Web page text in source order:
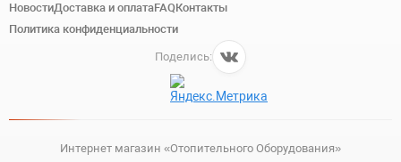
НовостиДоставка и оплатаFAQКонтакты
Политика конфиденциальности
Поделись:
Интернет магазин «Отопительного Оборудования»